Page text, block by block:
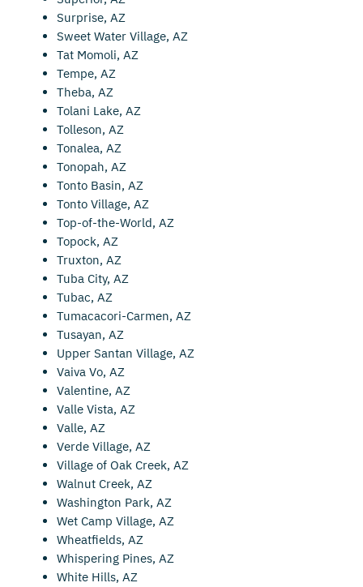
Surprise, AZ
Sweet Water Village, AZ
Tat Momoli, AZ
Tempe, AZ
Theba, AZ
Tolani Lake, AZ
Tolleson, AZ
Tonalea, AZ
Tonopah, AZ
Tonto Basin, AZ
Tonto Village, AZ
Top-of-the-World, AZ
Topock, AZ
Truxton, AZ
Tuba City, AZ
Tubac, AZ
Tumacacori-Carmen, AZ
Tusayan, AZ
Upper Santan Village, AZ
Vaiva Vo, AZ
Valentine, AZ
Valle Vista, AZ
Valle, AZ
Verde Village, AZ
Village of Oak Creek, AZ
Walnut Creek, AZ
Washington Park, AZ
Wet Camp Village, AZ
Wheatfields, AZ
Whispering Pines, AZ
White Hills, AZ